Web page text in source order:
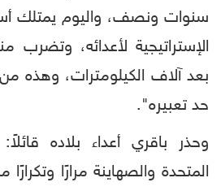
سنوات ونصف، واليوم يمتلك
الإستراتيجية لأعدائه، وتضرب
بعد آلاف الكيلومترات، وهذه
حد تعبيره".
وحذر باقري أعداء بلاده
المتحدة والصهاينة مرارًا